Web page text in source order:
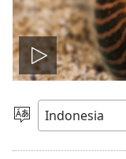
Putar
video
Pilih
Bahasa